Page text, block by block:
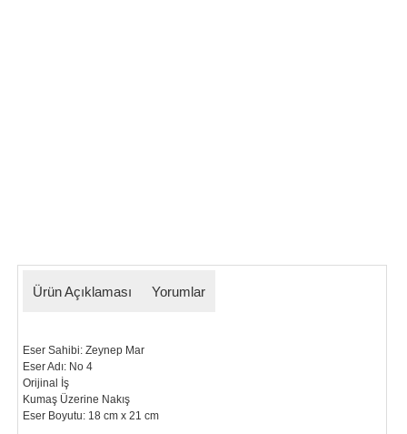
Ürün Açıklaması Yorumlar
Eser Sahibi: Zeynep Mar
Eser Adı: No 4
Orijinal İş
Kumaş Üzerine Nakış
Eser Boyutu: 18 cm x 21 cm